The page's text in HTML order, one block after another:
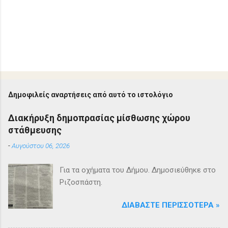
Δημοφιλείς αναρτήσεις από αυτό το ιστολόγιο
Διακήρυξη δημοπρασίας μίσθωσης χώρου
στάθμευσης
-Αυγούστου 06, 2026
Για τα οχήματα του Δήμου. Δημοσιεύθηκε στο
Ριζοσπάστη.
ΔΙΑΒΆΣΤΕ ΠΕΡΙΣΣΌΤΕΡΑ »